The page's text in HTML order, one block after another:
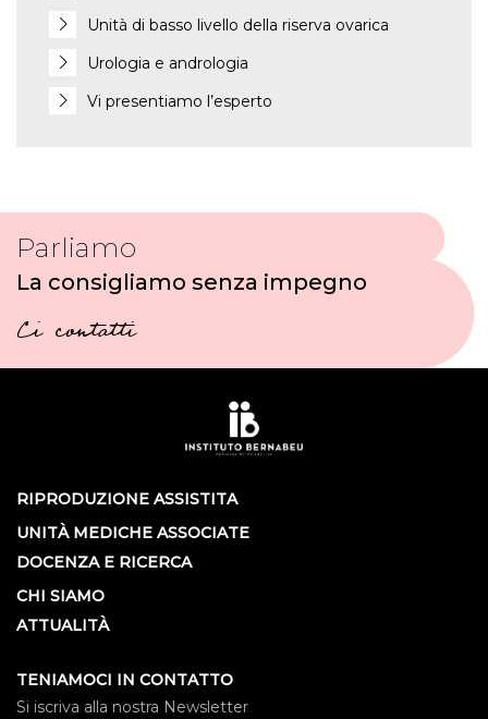
Unità di basso livello della riserva ovarica
Urologia e andrologia
Vi presentiamo l’esperto
Parliamo
La consigliamo senza impegno
Ci contatti
RIPRODUZIONE ASSISTITA
UNITÀ MEDICHE ASSOCIATE
DOCENZA E RICERCA
CHI SIAMO
ATTUALITÀ
TENIAMOCI IN CONTATTO
Si iscriva alla nostra Newsletter